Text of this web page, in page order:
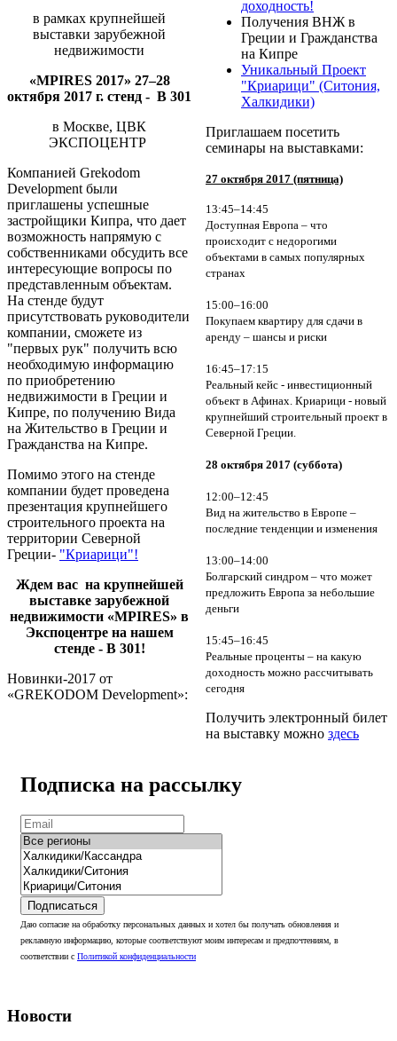
в рамках крупнейшей
выставки зарубежной
недвижимости
«MPIRES 2017» 27–28
октября 2017 г. стенд - B 301
в Москве, ЦВК
ЭКСПОЦЕНТР
Компанией Grekodom
Development были
приглашены успешные
застройщики Кипра, что дает
возможность напрямую c
собственниками обсудить все
интересующие вопросы по
представленным объектам.
На стенде будут
присутствовать руководители
компании, сможете из
"первых рук" получить всю
необходимую информацию
по приобретению
недвижимости в Греции и
Кипре, по получению Вида
на Жительство в Греции и
Гражданства на Кипре.
Помимо этого на стенде
компании будет проведена
презентация крупнейшего
строительного проекта на
территории Северной
Греции- "Криарици"!
Ждем вас на крупнейшей
выставке зарубежной
недвижимости «MPIRES» в
Экспоцентре на нашем
стенде - B 301!
Новинки-2017 от
«GREKODOM Development»:
доходность!
Получения ВНЖ в
Греции и Гражданства
на Кипре
Уникальный Проект
"Криарици" (Ситония,
Халкидики)
Приглашаем посетить
семинары на выставками:
27 октября 2017 (пятница)
13:45–14:45
Доступная Европа – что
происходит с недорогими
объектами в самых популярных
странах
15:00–16:00
Покупаем квартиру для сдачи в
аренду – шансы и риски
16:45–17:15
Реальный кейс - инвестиционный
объект в Афинах. Криарици - новый
крупнейший строительный проект в
Северной Греции.
28 октября 2017 (суббота)
12:00–12:45
Вид на жительство в Европе –
последние тенденции и изменения
13:00–14:00
Болгарский синдром – что может
предложить Европа за небольшие
деньги
15:45–16:45
Реальные проценты – на какую
доходность можно рассчитывать
сегодня
Получить электронный билет
на выставку можно здесь
Подписка на рассылку
Подписаться
Даю согласие на обработку персональных данных и хотел бы получать обновления и
рекламную информацию, которые соответствуют моим интересам и предпочтениям, в
соответствии с Политикой конфиденциальности
Новости